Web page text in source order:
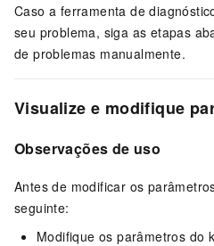
Caso a ferramenta de
seu problema, siga as etapas
de problemas manualmente.
Visualize e modifique
Observações de uso
Antes de modificar os
seguinte:
Modifique os parâmetros do